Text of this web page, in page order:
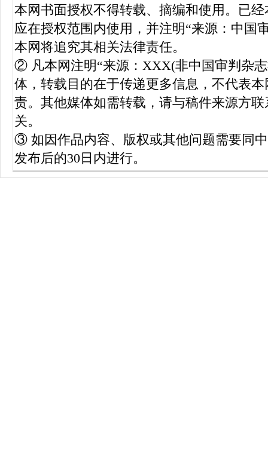
本网书面授权不得转载、摘编和使用。已
应在授权范围内使用，并注明“来源：中国
本网将追究其相关法律责任。
② 凡本网注明“来源：XXX(非中国审判杂
体，转载目的在于传递更多信息，不代表
责。其他媒体如需转载，请与稿件来源方
关。
③ 如因作品内容、版权或其他问题需要同
发布后的30日内进行。